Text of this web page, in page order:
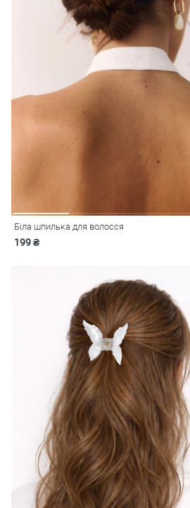
СарафаниНа
Біла шпилька для волосся
199 ₴